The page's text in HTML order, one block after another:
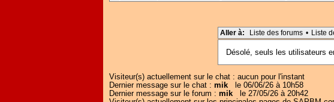
Aller à: Liste des forums • Liste
Désolé, seuls les utilisateurs
Visiteur(s) actuellement sur le chat : aucun pour l'instant
Dernier message sur le chat : mik le 06/06/26 à 10h58
Dernier message sur le forum : mik le 27/05/26 à 20h42